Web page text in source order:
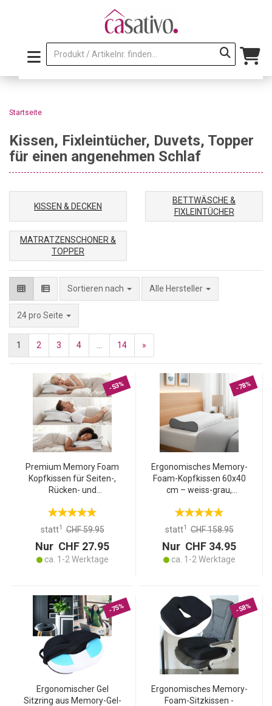
Startseite
Kissen, Fixleintücher, Duvets, Topper
für einen angenehmen Schlaf
KISSEN & DECKEN
BETTWÄSCHE &
FIXLEINTÜCHER
MATRATZENSCHONER &
TOPPER
Sortieren nach Alle Hersteller
24 pro Seite
1 2 3 4 14 »
-53%
Premium Memory Foam
Kopfkissen für Seiten-,
Rücken- und
Ergonomisches
Nackenkissen mit
guten Schlaf
statt1 CHF 59.95
Nur CHF 27.95
ca. 1-2 Werktage
-78%
Ergonomisches Memory-
Foam-Kopfkissen 60x40
cm – weiss-grau,
druckentlastend –
Erholsamer Schlaf &
statt1 CHF 158.95
Nur CHF 34.95
ca. 1-2 Werktage
-75%
Ergonomischer Gel
Sitzring aus Memory-Gel-
-58%
Ergonomisches Memory-
Foam-Sitzkissen -